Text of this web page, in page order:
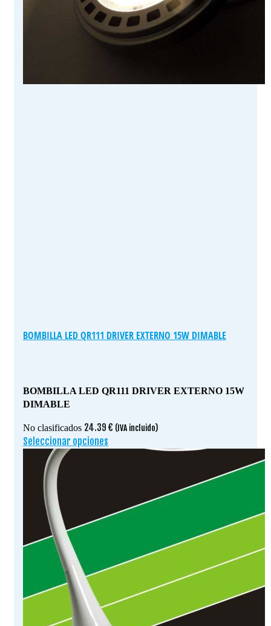
BOMBILLA LED QR111 DRIVER EXTERNO 15W DIMABLE
BOMBILLA LED QR111 DRIVER EXTERNO 15W
DIMABLE
No clasificados 24.39 € (IVA incluido)
Seleccionar opciones
Las
opciones
elegir
en
página
de